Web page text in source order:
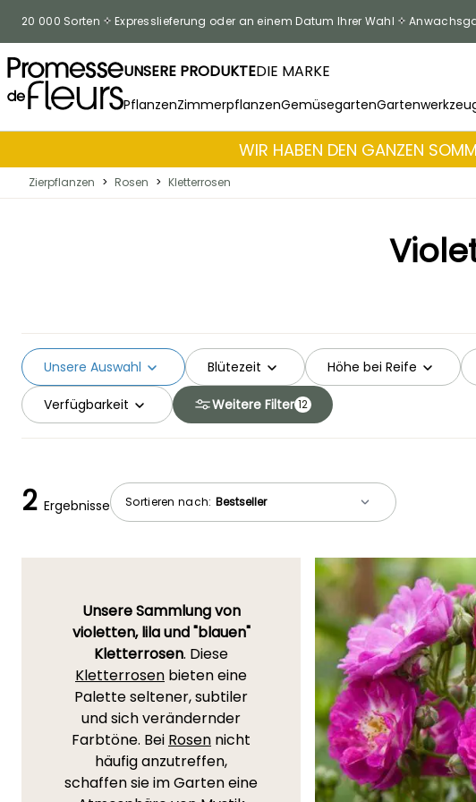
20 000 Sorten Expresslieferung oder an einem Datum Ihrer Wahl
UNSERE PRODUKTEDIE MARKE
PflanzenZimmerpflanzenGemüsegarten
WIR HABEN DEN GANZEN
Zierpflanzen > Rosen > Kletterrosen
Blütezeit Höhe bei Reife
Unsere Auswahl
Verfügbarkeit Weitere Filter 12
Sortieren nach:
2 Ergebnisse
Unsere Sammlung von
violetten, lila und "blauen"
Kletterrosen. Diese
Kletterrosen bieten eine
Palette seltener, subtiler
und sich verändernder
Farbtöne. Bei Rosen nicht
häufig anzutreffen,
schaffen sie im Garten eine